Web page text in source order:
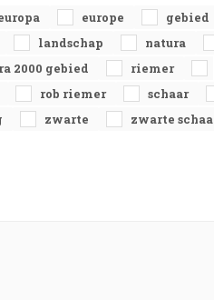
europe
gebied
landschap
natura
2000 gebied
riemer
rob riemer
schaar
zwarte zwarte